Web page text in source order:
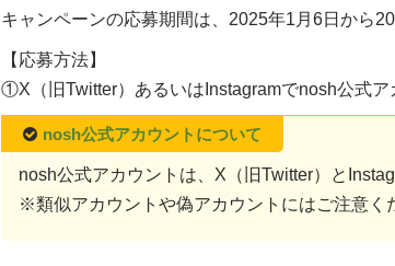
キャンペーンの応募期間は、2025年1月6日から
【応募方法】
①X（旧Twitter）あるいはInstagramでnosh公式ア
nosh公式アカウントについて
nosh公式アカウントは、X（旧Twitter）と
※類似アカウントや偽アカウントにはご注意く